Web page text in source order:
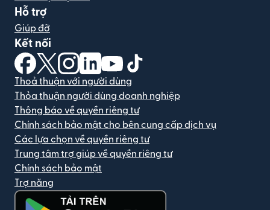
Hỗ trợ
Giúp đỡ
Kết nối
(mở trong cửa sổ mới)
(mở trong cửa sổ mới)
(mở trong cửa sổ mới)
(mở trong cửa sổ mới)
(mở trong cửa sổ mới)
Thoả thuận với người dùng
Thỏa thuận người dùng doanh nghiệp
Thông báo về quyền riêng tư
Chính sách bảo mật cho bên cung cấp dịch vụ
Các lựa chọn về quyền riêng tư
Trung tâm trợ giúp về quyền riêng tư
Chính sách bảo mật
Trợ năng